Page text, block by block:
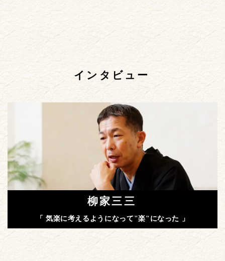
インタビュー
柳家三三
「 気楽に考えるようになって"楽"になった 」